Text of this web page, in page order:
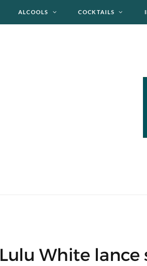
ALCOOLS COCKTAILS
Lulu White lance